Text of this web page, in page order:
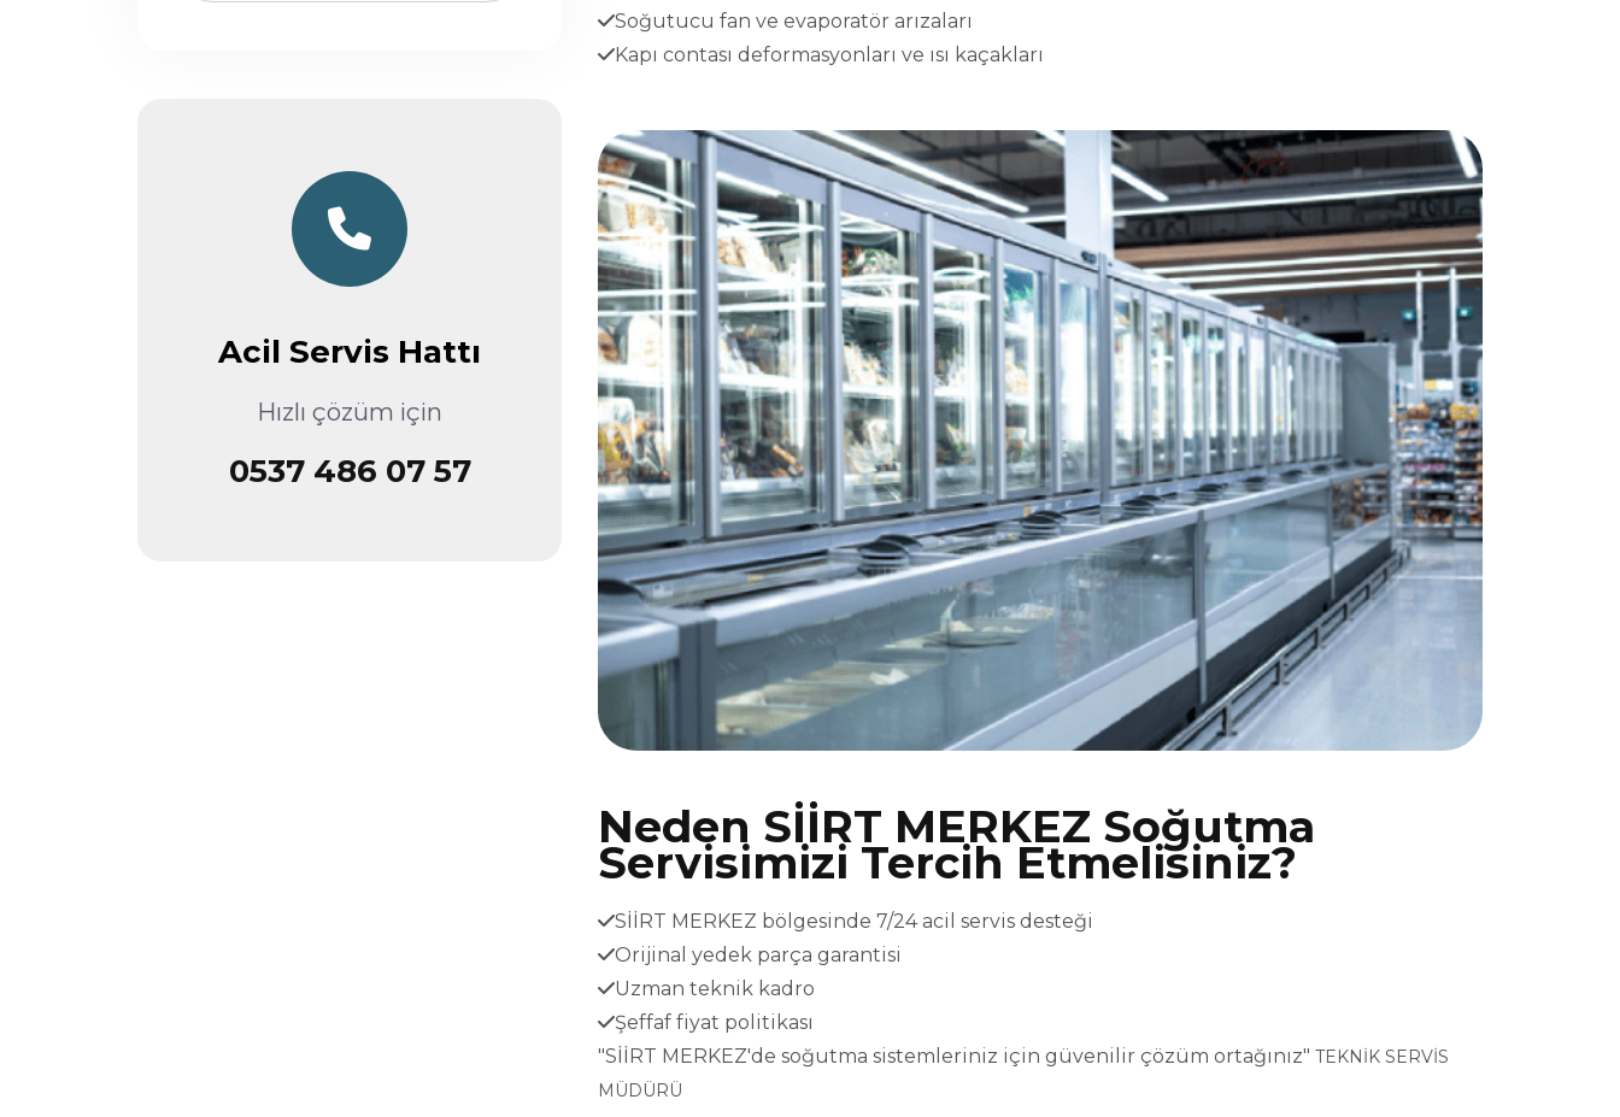
Acil Servis Hattı
Hızlı çözüm için
0537 486 07 57
Soğutucu fan ve evaporatör arızaları
Kapı contası deformasyonları ve ısı kaçakları
Neden SİİRT MERKEZ Soğutma
Servisimizi Tercih Etmelisiniz?
SİİRT MERKEZ bölgesinde 7/24 acil servis desteği
Orijinal yedek parça garantisi
Uzman teknik kadro
Şeffaf fiyat politikası
"SİİRT MERKEZ'de soğutma sistemleriniz için güvenilir çözüm ortağınız" TEKNİK SERVİS
MÜDÜRÜ